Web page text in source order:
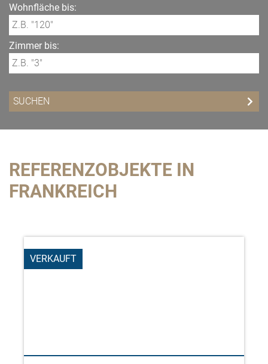
Wohnfläche bis:
Zimmer bis:
REFERENZOBJEKTE IN
FRANKREICH
VERKAUFT